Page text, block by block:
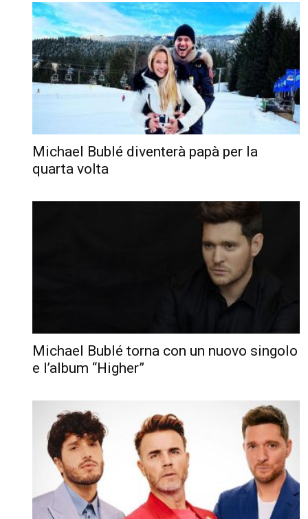
Michael Bublé diventerà papà per la
quarta volta
Michael Bublé torna con un nuovo singolo
e l’album “Higher”